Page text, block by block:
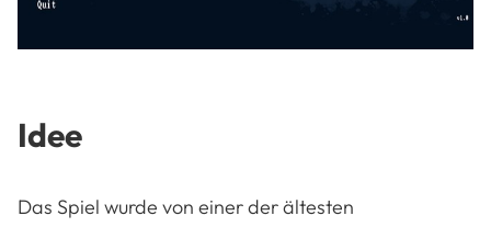
Idee
Das Spiel wurde von einer der ältesten